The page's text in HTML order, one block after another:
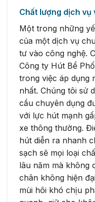
Chất lượng dịch vụ
Một trong những
của một dịch vụ
tư vào công nghệ.
Công ty Hút Bể
trong việc áp dụng
nhất. Chúng tôi sử
cầu chuyên dụng
với lực hút mạnh
xe thông thường.
hút diễn ra nhanh
sạch sẽ mọi loại
lâu năm mà không
chân không hiện
mùi hôi khó chịu